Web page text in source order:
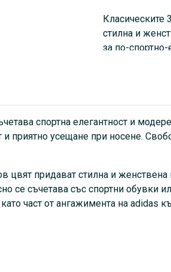
Класическите
стилна и
за по-
спортна елегантност и
приятно усещане при носене.
цвят придават стилна и
се съчетава със спортни обувки
част от ангажимента на adidas